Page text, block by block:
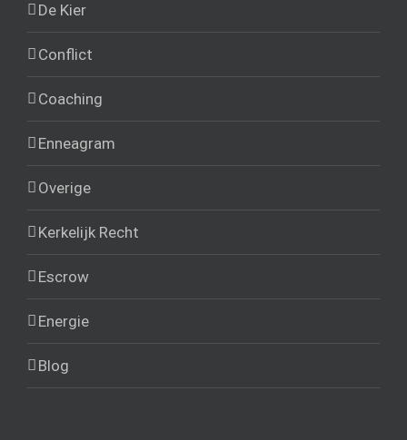
De Kier
Conflict
Coaching
Enneagram
Overige
Kerkelijk Recht
Escrow
Energie
Blog